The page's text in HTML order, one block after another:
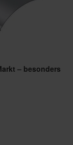
– besonders